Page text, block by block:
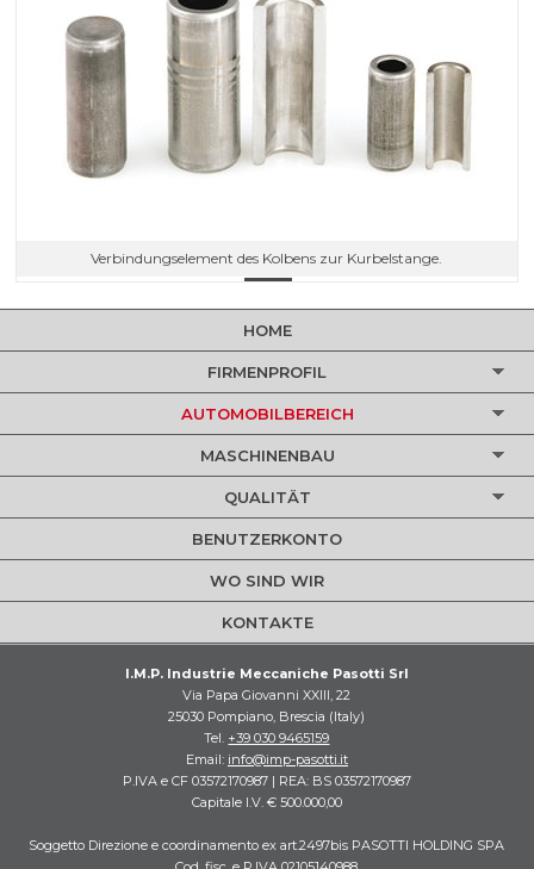
Verbindungselement des Kolbens zur Kurbelstange.
HOME
FIRMENPROFIL
AUTOMOBILBEREICH
MASCHINENBAU
QUALITÄT
BENUTZERKONTO
WO SIND WIR
KONTAKTE
I.M.P. Industrie Meccaniche Pasotti Srl
Via Papa Giovanni XXIII, 22
25030 Pompiano, Brescia (Italy)
Tel. +39 030 9465159
Email: info@imp-pasotti.it
P.IVA e CF 03572170987 | REA: BS 03572170987
Capitale I.V. € 500.000,00
Soggetto Direzione e coordinamento ex art.2497bis PASOTTI HOLDING SPA